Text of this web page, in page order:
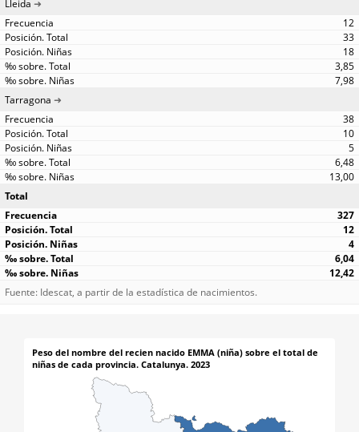
Lleida
12
33
18
3,85
7,98
Tarragona
38
10
5
6,48
13,00
Total
327
12
4
6,04
12,42
Fuente: Idescat, a partir de la estadística de nacimientos.